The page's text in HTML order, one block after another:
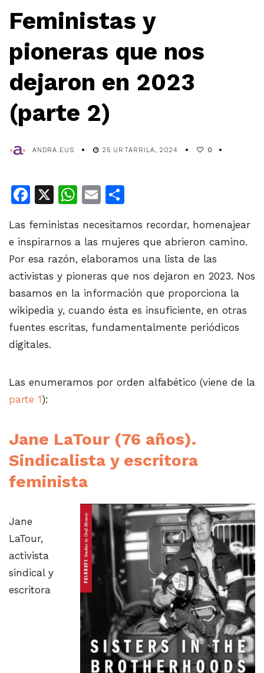
Feministas y
pioneras que nos
dejaron en 2023
(parte 2)
ANDRA.EUS 25 URTARRILA, 2024 0
Facebook
X WhatsApp
Email
Las feministas necesitamos recordar, homenajear
e inspirarnos a las mujeres que abrieron camino.
Por esa razón, elaboramos una lista de las
activistas y pioneras que nos dejaron en 2023. Nos
basamos en la información que proporciona la
wikipedia y, cuando ésta es insuficiente, en otras
fuentes escritas, fundamentalmente periódicos
digitales.
Las enumeramos por orden alfabético (viene de la
parte 1):
Jane LaTour (76 años).
Sindicalista y escritora
feminista
Jane
LaTour,
activista
sindical y
escritora